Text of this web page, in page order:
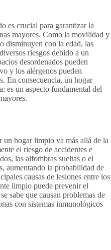
es crucial para garantizar la
mayores. Como la movilidad y
disminuyen con la edad, las
riesgos debido a un
desordenados pueden
y los alérgenos pueden
En consecuencia, un hogar
es un aspecto fundamental del
un hogar limpio va más allá de la
el riesgo de accidentes e
las alfombras sueltas o el
aumentando la probabilidad de
causas de lesiones entre los
limpio puede prevenir el
sabe que causan problemas de
con sistemas inmunológicos